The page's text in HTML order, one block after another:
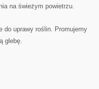
na świeżym powietrzu.
do uprawy roślin. Promujemy
glebę.